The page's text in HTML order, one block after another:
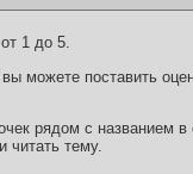
1 до 5.
можете поставить
рядом с названием в
тему.